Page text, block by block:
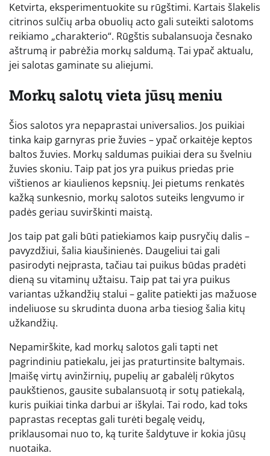
Ketvirta, eksperimentuokite su rūgštimi. Kartais šlakelis
citrinos sulčių arba obuolių acto gali suteikti salotoms
reikiamo „charakterio“. Rūgštis subalansuoja česnako
aštrumą ir pabrėžia morkų saldumą. Tai ypač aktualu,
jei salotas gaminate su aliejumi.
Morkų salotų vieta jūsų meniu
Šios salotos yra nepaprastai universalios. Jos puikiai
tinka kaip garnyras prie žuvies – ypač orkaitėje keptos
baltos žuvies. Morkų saldumas puikiai dera su švelniu
žuvies skoniu. Taip pat jos yra puikus priedas prie
vištienos ar kiaulienos kepsnių. Jei pietums renkatės
kažką sunkesnio, morkų salotos suteiks lengvumo ir
padės geriau suvirškinti maistą.
Jos taip pat gali būti patiekiamos kaip pusryčių dalis –
pavyzdžiui, šalia kiaušinienės. Daugeliui tai gali
pasirodyti neįprasta, tačiau tai puikus būdas pradėti
dieną su vitaminų užtaisu. Taip pat tai yra puikus
variantas užkandžių stalui – galite patiekti jas mažuose
indeliuose su skrudinta duona arba tiesiog šalia kitų
užkandžių.
Nepamirškite, kad morkų salotos gali tapti net
pagrindiniu patiekalu, jei jas praturtinsite baltymais.
Įmaišę virtų avinžirnių, pupelių ar gabalėlį rūkytos
paukštienos, gausite subalansuotą ir sotų patiekalą,
kuris puikiai tinka darbui ar iškylai. Tai rodo, kad toks
paprastas receptas gali turėti begalę veidų,
priklausomai nuo to, ką turite šaldytuve ir kokia jūsų
nuotaika.